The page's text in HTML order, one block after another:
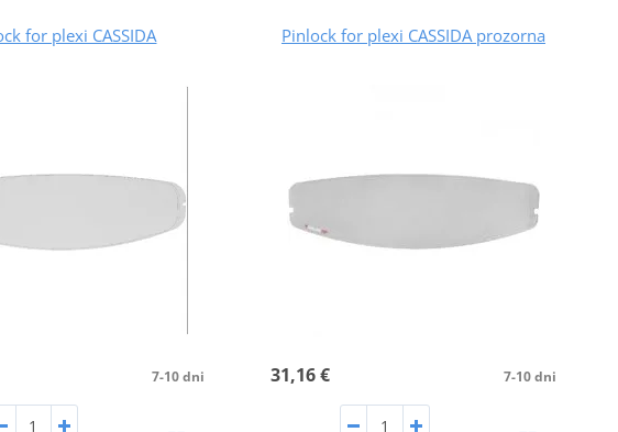
for plexi CASSIDA
7-10 dni
Pinlock for plexi CASSIDA prozorna
31,16 € 7-10 dni